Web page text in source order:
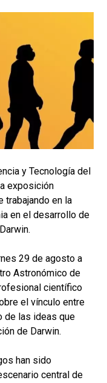
y Tecnología del
exposición
trabajando en la
en el desarrollo de
29 de agosto a
Astronómico de
científico
el vínculo entre
de las ideas que
de Darwin.
han sido
central de